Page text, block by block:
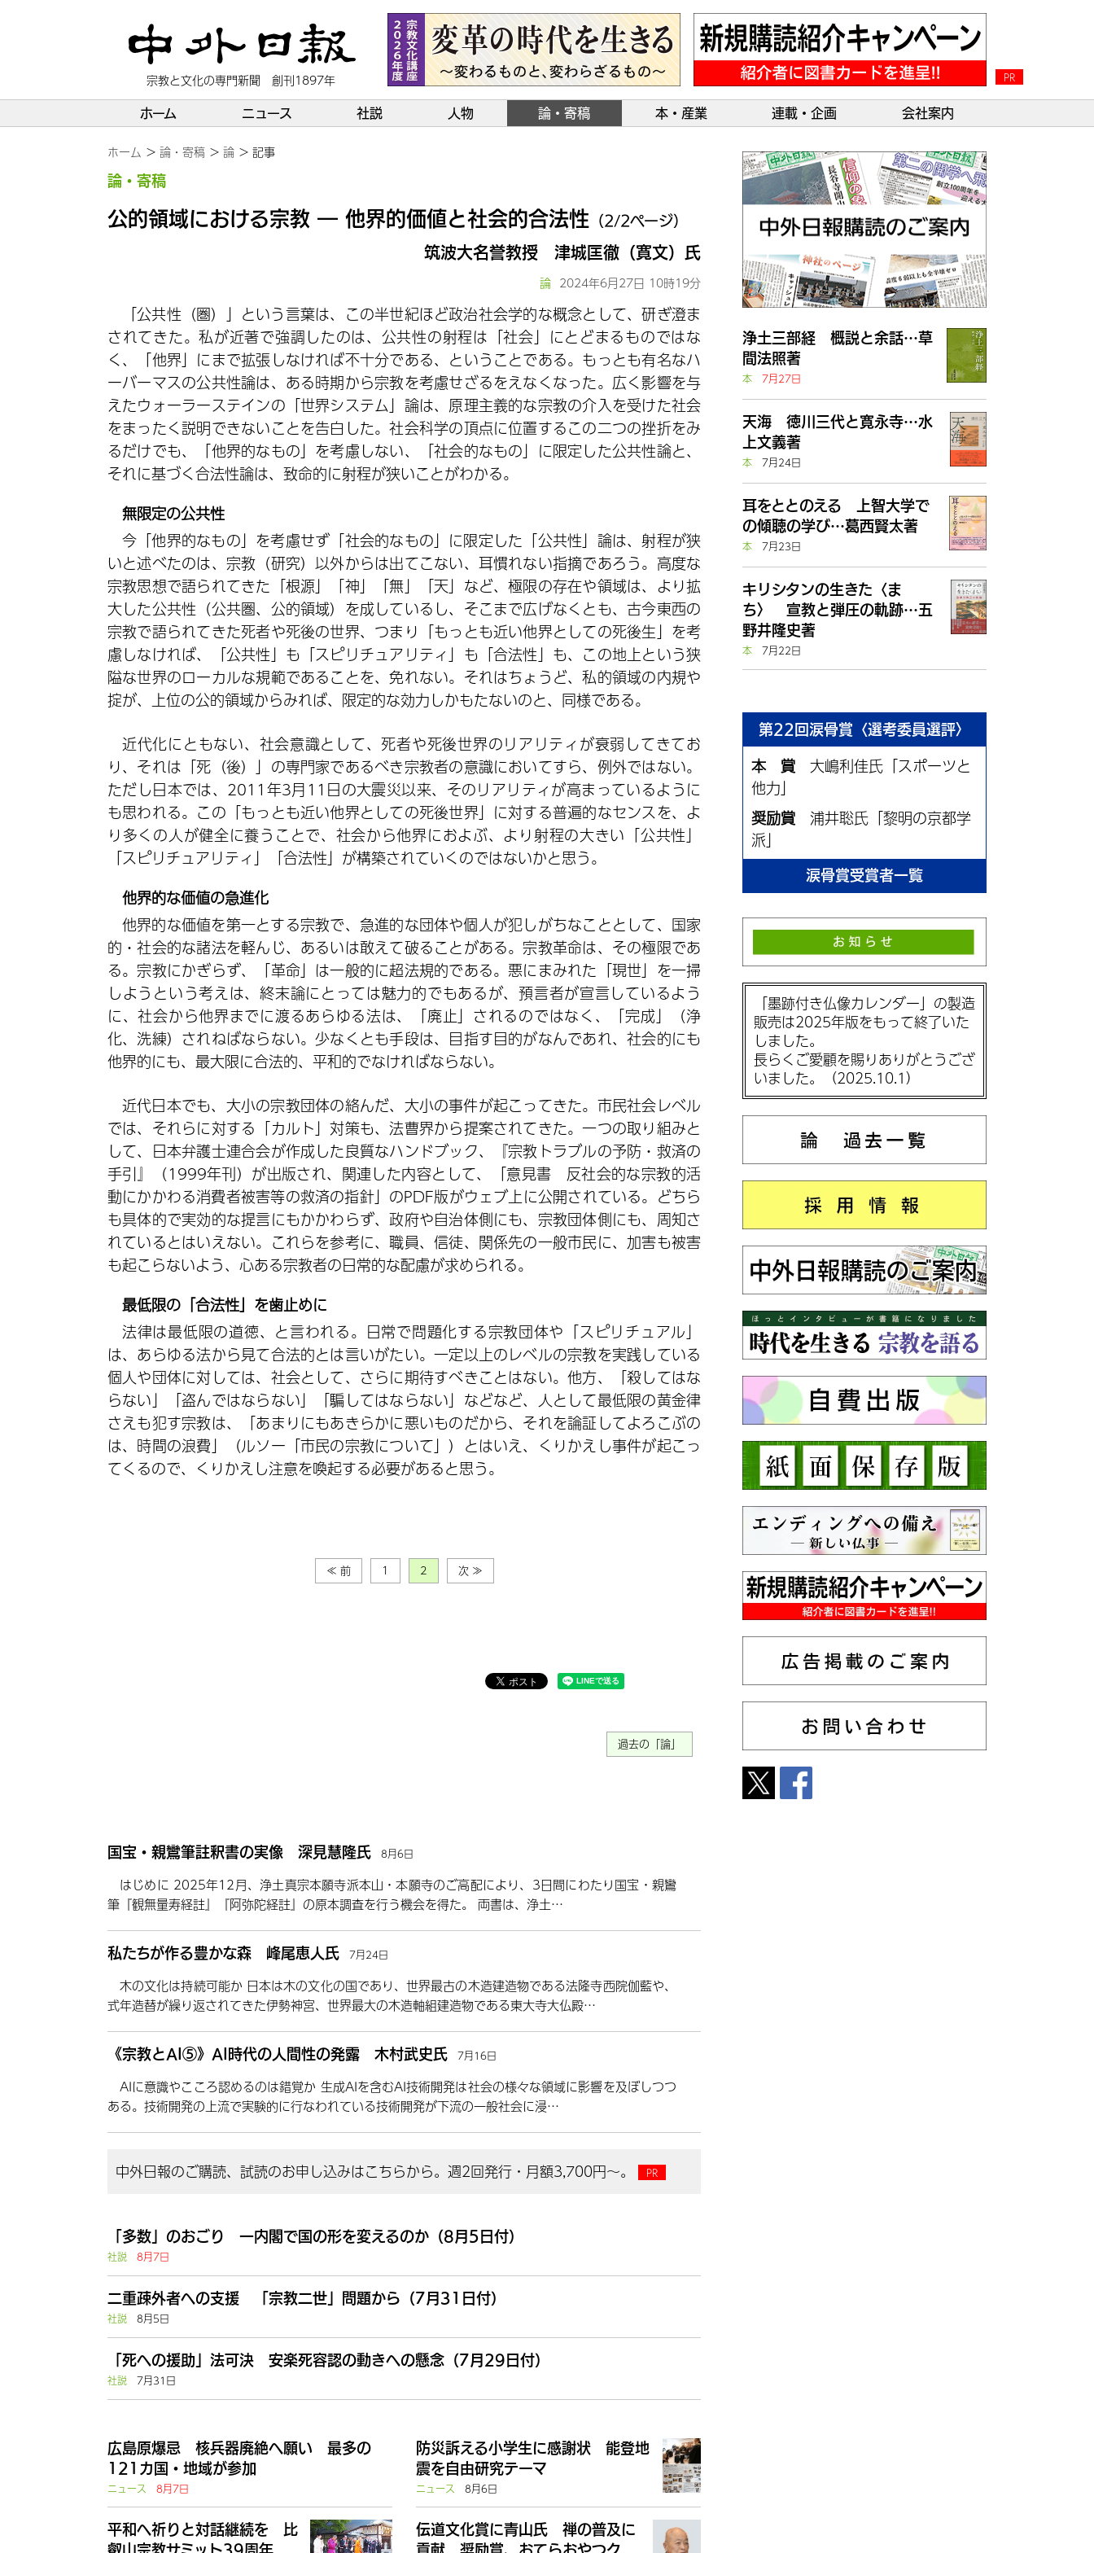
PR
宗教と文化の専門新聞 創刊1897年
ホーム ニュース 社説 人物 論・寄稿 本・産業 連載・企画 会社案内
ホーム 論・寄稿 論 記事
論・寄稿
公的領域における宗教 ― 他界的価値と社会的合法性 （2/2ページ）
筑波大名誉教授 津城匡徹（寛文）氏
論 2024年6月27日 10時19分
「公共性（圏）」という言葉は、この半世紀ほど政治社会学的な概念として、研ぎ澄ま
されてきた。私が近著で強調したのは、公共性の射程は「社会」にとどまるものではな
く、「他界」にまで拡張しなければ不十分である、ということである。もっとも有名なハ
ーバーマスの公共性論は、ある時期から宗教を考慮せざるをえなくなった。広く影響を与
えたウォーラーステインの「世界システム」論は、原理主義的な宗教の介入を受けた社会
をまったく説明できないことを告白した。社会科学の頂点に位置するこの二つの挫折をみ
るだけでも、「他界的なもの」を考慮しない、「社会的なもの」に限定した公共性論と、
それに基づく合法性論は、致命的に射程が狭いことがわかる。
無限定の公共性
今「他界的なもの」を考慮せず「社会的なもの」に限定した「公共性」論は、射程が狭
いと述べたのは、宗教（研究）以外からは出てこない、耳慣れない指摘であろう。高度な
宗教思想で語られてきた「根源」「神」「無」「天」など、極限の存在や領域は、より拡
大した公共性（公共圏、公的領域）を成しているし、そこまで広げなくとも、古今東西の
宗教で語られてきた死者や死後の世界、つまり「もっとも近い他界としての死後生」を考
慮しなければ、「公共性」も「スピリチュアリティ」も「合法性」も、この地上という狭
隘な世界のローカルな規範であることを、免れない。それはちょうど、私的領域の内規や
掟が、上位の公的領域からみれば、限定的な効力しかもたないのと、同様である。
近代化にともない、社会意識として、死者や死後世界のリアリティが衰弱してきてお
り、それは「死（後）」の専門家であるべき宗教者の意識においてすら、例外ではない。
ただし日本では、2011年3月11日の大震災以来、そのリアリティが高まっているように
も思われる。この「もっとも近い他界としての死後世界」に対する普遍的なセンスを、よ
り多くの人が健全に養うことで、社会から他界におよぶ、より射程の大きい「公共性」
「スピリチュアリティ」「合法性」が構築されていくのではないかと思う。
他界的な価値の急進化
他界的な価値を第一とする宗教で、急進的な団体や個人が犯しがちなこととして、国家
的・社会的な諸法を軽んじ、あるいは敢えて破ることがある。宗教革命は、その極限であ
る。宗教にかぎらず、「革命」は一般的に超法規的である。悪にまみれた「現世」を一掃
しようという考えは、終末論にとっては魅力的でもあるが、預言者が宣言しているよう
に、社会から他界までに渡るあらゆる法は、「廃止」されるのではなく、「完成」（浄
化、洗練）されねばならない。少なくとも手段は、目指す目的がなんであれ、社会的にも
他界的にも、最大限に合法的、平和的でなければならない。
近代日本でも、大小の宗教団体の絡んだ、大小の事件が起こってきた。市民社会レベル
では、それらに対する「カルト」対策も、法曹界から提案されてきた。一つの取り組みと
して、日本弁護士連合会が作成した良質なハンドブック、『宗教トラブルの予防・救済の
手引』（1999年刊）が出版され、関連した内容として、「意見書 反社会的な宗教的活
動にかかわる消費者被害等の救済の指針」のPDF版がウェブ上に公開されている。どちら
も具体的で実効的な提言にもかかわらず、政府や自治体側にも、宗教団体側にも、周知さ
れているとはいえない。これらを参考に、職員、信徒、関係先の一般市民に、加害も被害
も起こらないよう、心ある宗教者の日常的な配慮が求められる。
最低限の「合法性」を歯止めに
法律は最低限の道徳、と言われる。日常で問題化する宗教団体や「スピリチュアル」
は、あらゆる法から見て合法的とは言いがたい。一定以上のレベルの宗教を実践している
個人や団体に対しては、社会として、さらに期待すべきことはない。他方、「殺してはな
らない」「盗んではならない」「騙してはならない」などなど、人として最低限の黄金律
さえも犯す宗教は、「あまりにもあきらかに悪いものだから、それを論証してよろこぶの
は、時間の浪費」（ルソー「市民の宗教について」）とはいえ、くりかえし事件が起こっ
てくるので、くりかえし注意を喚起する必要があると思う。
≪ 前 1 2 次 ≫
過去の「論」
国宝・親鸞筆註釈書の実像 深見慧隆氏 8月6日
はじめに 2025年12月、浄土真宗本願寺派本山・本願寺のご高配により、3日間にわたり国宝・親鸞
筆『観無量寿経註』『阿弥陀経註』の原本調査を行う機会を得た。 両書は、浄土…
私たちが作る豊かな森 峰尾恵人氏 7月24日
木の文化は持続可能か 日本は木の文化の国であり、世界最古の木造建造物である法隆寺西院伽藍や、
式年造替が繰り返されてきた伊勢神宮、世界最大の木造軸組建造物である東大寺大仏殿…
《宗教とAI⑤》AI時代の人間性の発露 木村武史氏 7月16日
AIに意識やこころ認めるのは錯覚か 生成AIを含むAI技術開発は社会の様々な領域に影響を及ぼしつつ
ある。技術開発の上流で実験的に行なわれている技術開発が下流の一般社会に浸…
中外日報のご購読、試読のお申し込みはこちらから。週2回発行・月額3,700円～。
「多数」のおごり 一内閣で国の形を変えるのか（8月5日付）
社説
8月7日
二重疎外者への支援 「宗教二世」問題から（7月31日付）
社説
8月5日
「死への援助」法可決 安楽死容認の動きへの懸念（7月29日付）
社説
7月31日
広島原爆忌 核兵器廃絶へ願い 最多の
121カ国・地域が参加
ニュース
8月7日
平和へ祈りと対話継続を 比
叡山宗教サミット39周年
防災訴える小学生に感謝状 能登地
震を自由研究テーマ
ニュース
8月6日
伝道文化賞に青山氏 禅の普及に
貢献 奨励賞、おてらおやつク
浄土三部経 概説と余話…草
間法照著
本
7月27日
天海 徳川三代と寛永寺…水
上文義著
本
7月24日
耳をととのえる 上智大学で
の傾聴の学び…葛西賢太著
本
7月23日
キリシタンの生きた〈ま
ち〉 宣教と弾圧の軌跡…五
野井隆史著
本
7月22日
第22回涙骨賞〈選考委員選評〉
本 賞
大嶋利佳氏「スポーツと
他力」
奨励賞
浦井聡氏「黎明の京都学
派」
涙骨賞受賞者一覧
「墨跡付き仏像カレンダー」の製造
販売は2025年版をもって終了いた
しました。
長らくご愛顧を賜りありがとうござ
いました。（2025.10.1）